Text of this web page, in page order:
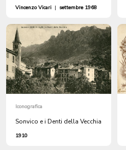
Vincenzo Vicari | settembre 1968
Iconografica
Sonvico e i Denti della Vecchia
1910